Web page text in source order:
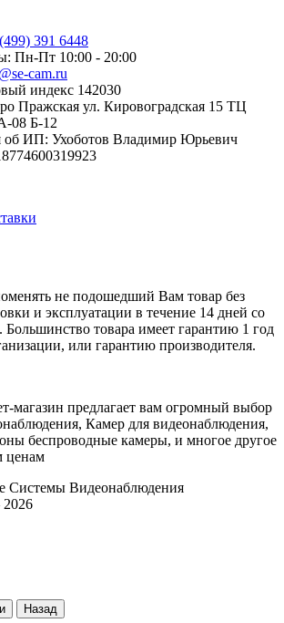
391 6448
Пн-Пт 10:00 - 20:00
cam.ru
индекс 142030
Пражская ул. Кировоградская 15 ТЦ
Б-12
ИП: Ухоботов Владимир Юрьевич
не подошедший Вам товар без
и эксплуатации в течение 14 дней со
Большинство товара имеет гарантию 1 год
или гарантию производителя.
магазин предлагает вам огромный выбор
Камер для видеонаблюдения,
беспроводные камеры, и многое другое
ценам
Системы Видеонаблюдения
2026
Назад